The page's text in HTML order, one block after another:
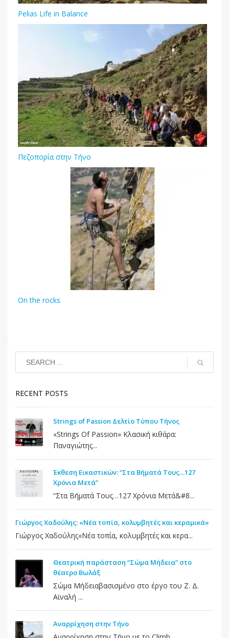
Pelias Life in Balance
Πεζοπορία στην Τήνο
On the rocks
RECENT POSTS
Strings of Passion Δελτίο Τύπου Τήνος
«Strings Of Passion» Κλασική κιθάρα:
Παναγιώτης...
Έκθεση Εικαστικών: “Στα Βήματά Τους…127
Χρόνια Μετά”
“Στα Βήματά Τους…127 Χρόνια Μετά&#8...
Γιώργος Χαδούλης: «Νέα τοπία, κολυμβητές και κεραμικά»
Γιώργος Χαδούλης«Νέα τοπία, κολυμβητές και κερα...
Θεατρική παράσταση “Σώμα Μήδεια” στο
θέατρο Βωλάξ
Σώμα Μήδειαβασισμένο στο έργο του Ζ. Δ.
Αϊναλή ...
Αναρρίχηση στην Τήνο